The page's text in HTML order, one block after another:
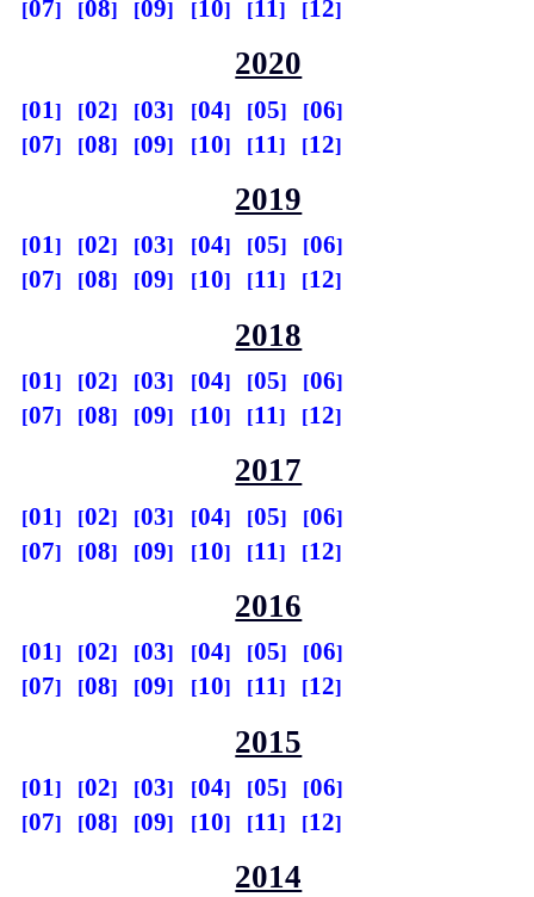
07 08 09 10 11 12
2020
01 02 03 04 05
06
07
08 09 10 11 12
2019
01 02 03 04 05
06
07
08 09 10 11 12
2018
01 02 03 04 05
06
07
08 09 10 11 12
2017
01 02 03 04 05
06
07
08 09 10 11 12
2016
01 02 03 04 05
06
07
08 09 10 11 12
2015
01 02 03 04 05
06
07
08 09 10 11 12
2014